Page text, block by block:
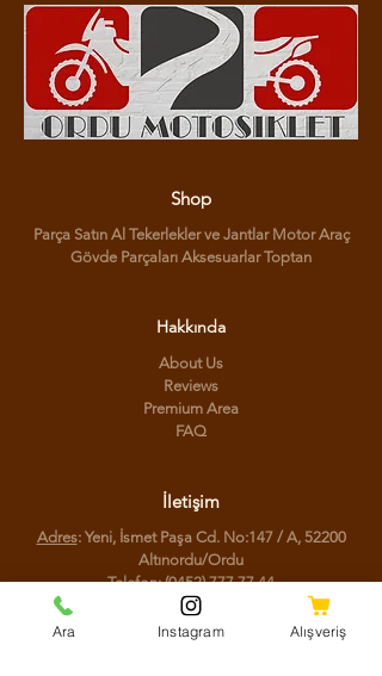
Shop
Parça Satın Al Tekerlekler ve Jantlar Motor Araç
Gövde Parçaları Aksesuarlar Toptan
Hakkında
About Us
Reviews
Premium Area
FAQ
İletişim
Adres: Yeni, İsmet Paşa Cd. No:147 / A, 52200
Altınordu/Ordu
Telefon:(0452) 777 77 44
Ara Instagram Alışveriş